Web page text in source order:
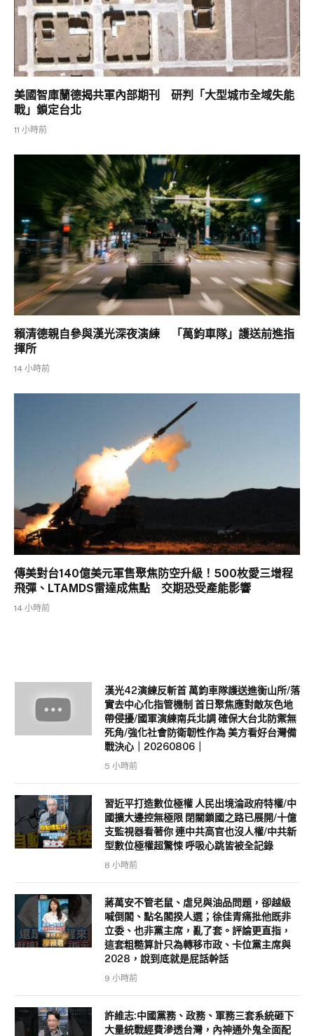
美國智庫蘭德揭共軍內部期刊 研判「大型城市全域失能
戰」鎖定台北
11 小時前
賴清德親自參與漢光深夜演練 「萬鈞車隊」護送前進指
揮所
14 小時前
傳美對台140億美元軍售聚焦防空升級！500枚愛三增程
飛彈、LTAMDS雷達成焦點 交期恐受產能影響
14 小時前
漢光42演練反斬首 萬鈞車隊護送進衡山所/落
實去中心化指管機制 首日聚焦應對敵灰色地
帶侵擾/國軍演練南兵北調 確保大台北防禦無
死角/強化社會防衛韌性作為 美方看好台灣備
戰決心｜20260806｜
5 小時前
習近平打造數位極權 人民出境淪政府特權/中
國擴大邊控無極限 閉關鎖國之路已展開/十億
支監視器看著你 連中共高官也沒人權/中共新
型數位極權超驚悚 呼吸心跳皆被全記錄
8 小時前
蔣萬安不管老鼠、虐兒與油品問題，卻越級
喊倒閣、點名閣揆人選；徐佳青痛批他既非
立委、也非黨主席，亂了套。評論更直指，
這套粗糙算計只為轉移市政、卡位黨主席與
2028，說到底就是屁話幹話
9 小時前
許維志:中國黨務、政務、軍務三套系統砸下
大量統戰經費滲透台灣，內神通外鬼全面配